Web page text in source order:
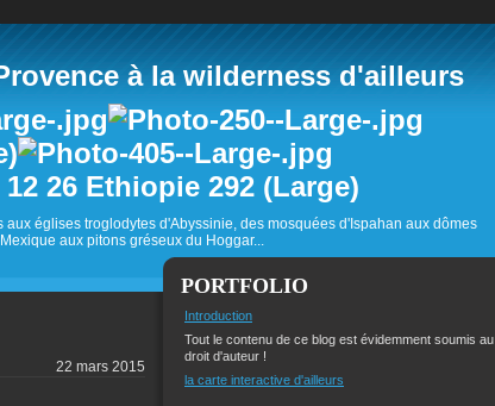
à la wilderness d'ailleurs
églises troglodytes d'Abyssinie, des mosquées d'Ispahan aux dômes
aux pitons gréseux du Hoggar...
22 mars 2015
PORTFOLIO
Introduction
Tout le contenu de ce blog est évidemment soumis au
droit d'auteur !
la carte interactive d'ailleurs